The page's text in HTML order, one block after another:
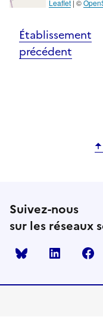
Leaflet | ©
Établissement
précédent
Suivez-nous
sur les réseaux
Bluesky linkedin